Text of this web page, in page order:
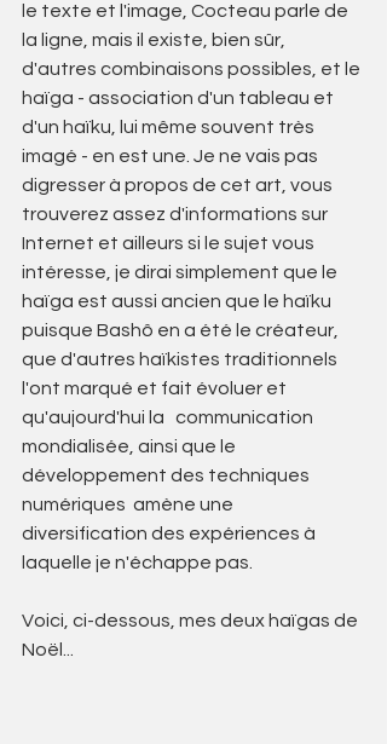
le texte et l'image, Cocteau parle de
la ligne, mais il existe, bien sûr,
d'autres combinaisons possibles, et le
haïga - association d'un tableau et
d'un haïku, lui même souvent très
imagé - en est une. Je ne vais pas
digresser à propos de cet art, vous
trouverez assez d'informations sur
Internet et ailleurs si le sujet vous
intéresse, je dirai simplement que le
haïga est aussi ancien que le haïku
puisque Bashô en a été le créateur,
que d'autres haïkistes traditionnels
l'ont marqué et fait évoluer et
qu'aujourd'hui la   communication
mondialisée, ainsi que le
développement des techniques
numériques  amène une
diversification des expériences à
laquelle je n'échappe pas.
Voici, ci-dessous, mes deux haïgas de
Noël...